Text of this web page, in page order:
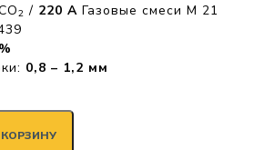
2 / 220 A Газовые смеси M 21
0,8 – 1,2 мм
КОРЗИНУ